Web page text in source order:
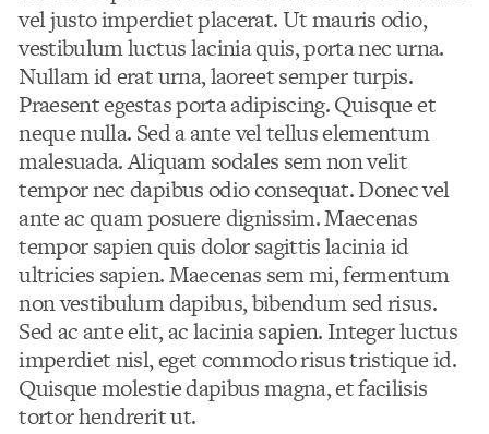
vel justo imperdiet placerat. Ut mauris odio,
vestibulum luctus lacinia quis, porta nec urna.
Nullam id erat urna, laoreet semper turpis.
Praesent egestas porta adipiscing. Quisque et
neque nulla. Sed a ante vel tellus elementum
malesuada. Aliquam sodales sem non velit
tempor nec dapibus odio consequat. Donec vel
ante ac quam posuere dignissim. Maecenas
tempor sapien quis dolor sagittis lacinia id
ultricies sapien. Maecenas sem mi, fermentum
non vestibulum dapibus, bibendum sed risus.
Sed ac ante elit, ac lacinia sapien. Integer luctus
imperdiet nisl, eget commodo risus tristique id.
Quisque molestie dapibus magna, et facilisis
tortor hendrerit ut.